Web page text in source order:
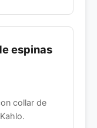
espinas
collar de